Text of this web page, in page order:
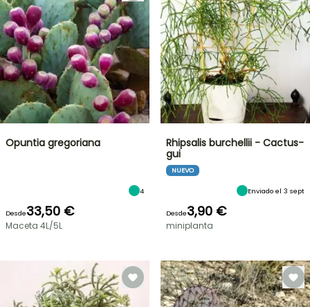
Opuntia gregoriana
4
Desde33,50 €
Maceta 4L/5L
Rhipsalis burchellii - Cactus-
gui
NUEVO
Enviado el 3 sept
Desde3,90 €
miniplanta